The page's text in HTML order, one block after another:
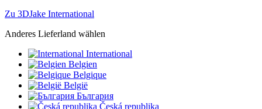
Zu 3DJake International
Anderes Lieferland wählen
International
Belgien
Belgique
België
България
Česká republika